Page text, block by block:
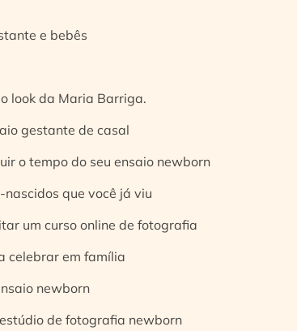
e bebês
look da Maria Barriga.
gestante de casal
o tempo do seu ensaio newborn
que você já viu
um curso online de fotografia
celebrar em família
newborn
de fotografia newborn